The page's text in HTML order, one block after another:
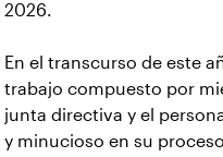
2026.
En el transcurso de este
trabajo compuesto por
junta directiva y el
y minucioso en su